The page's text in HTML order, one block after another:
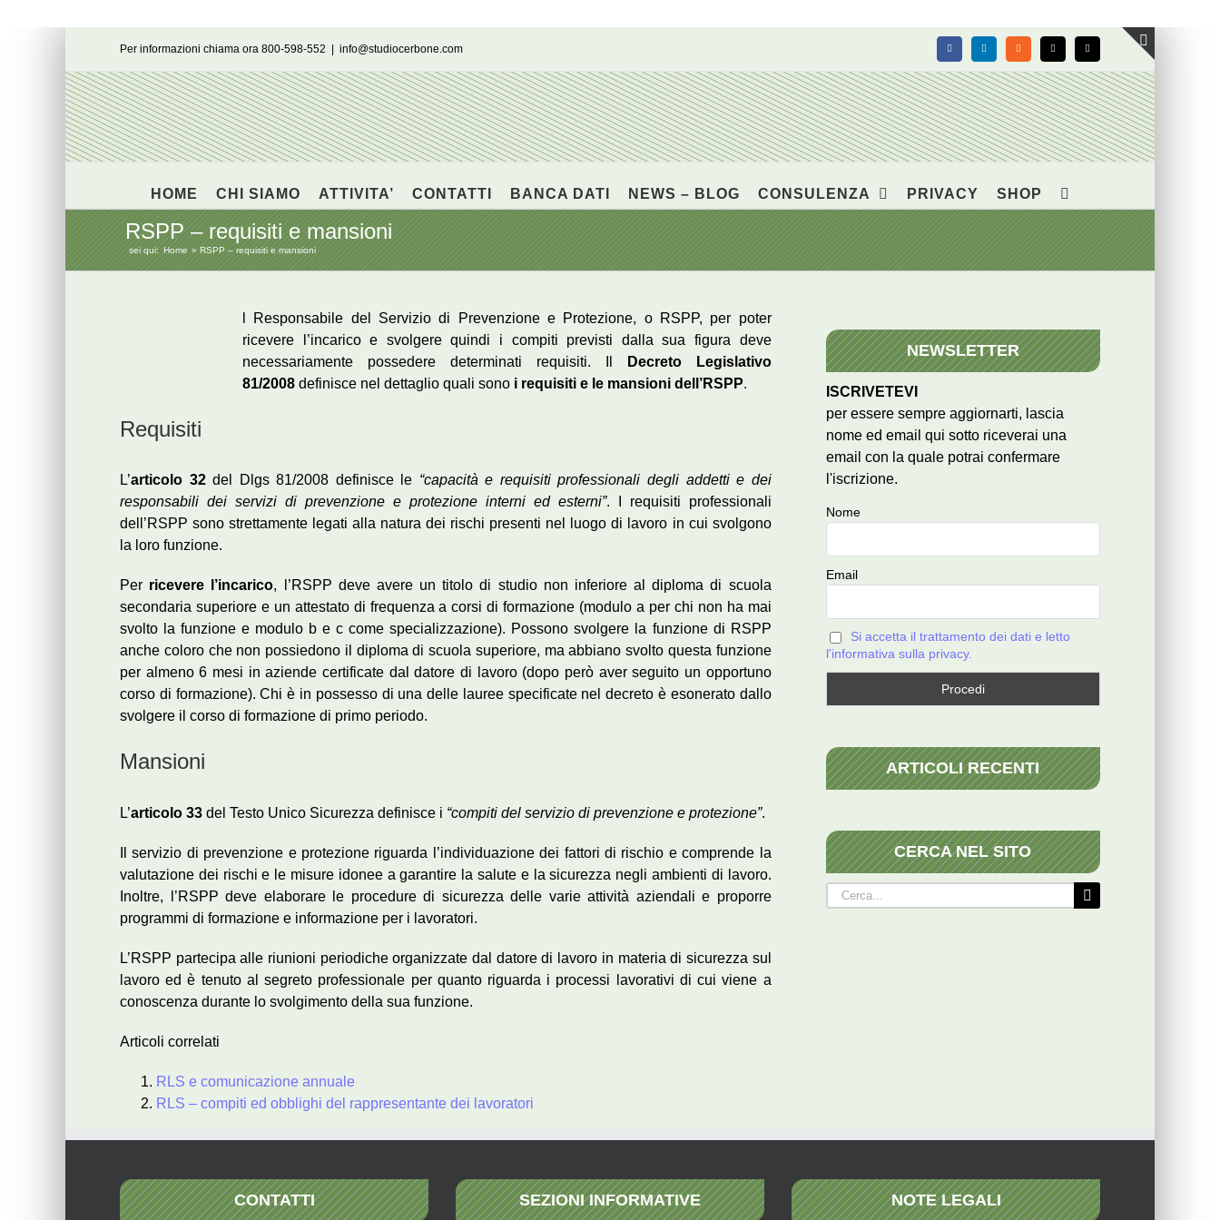
Per informazioni chiama ora 800-598-552 info@studiocerbone.com FacebookLinkedIn Rss X Email
HOME CHI SIAMO ATTIVITA’ CONTATTI BANCA DATI NEWS – BLOG CONSULENZA PRIVACY SHOP
RSPP – requisiti e mansioni
sei qui: Home RSPP – requisiti e mansioni
l Responsabile del Servizio di Prevenzione e Protezione, o RSPP, per poter
ricevere l’incarico e svolgere quindi i compiti previsti dalla sua figura deve
necessariamente possedere determinati requisiti. Il
Decreto Legislativo
81/2008 definisce nel dettaglio quali sono i requisiti e le mansioni dell’RSPP.
Requisiti
L’articolo 32del Dlgs 81/2008 definisce le “capacità e requisiti professionali degli addetti e dei
responsabili dei servizi di prevenzione e protezione interni ed esterni”. I requisiti professionali
dell’RSPP sono strettamente legati alla natura dei rischi presenti nel luogo di lavoro in cui svolgono
la loro funzione.
Per ricevere l’incarico, l’RSPP deve avere un titolo di studio non inferiore al diploma di scuola
secondaria superiore e un attestato di frequenza a corsi di formazione (modulo a per chi non ha mai
svolto la funzione e modulo b e c come specializzazione). Possono svolgere la funzione di RSPP
anche coloro che non possiedono il diploma di scuola superiore, ma abbiano svolto questa funzione
per almeno 6 mesi in aziende certificate dal datore di lavoro (dopo però aver seguito un opportuno
corso di formazione). Chi è in possesso di una delle lauree specificate nel decreto è esonerato dallo
svolgere il corso di formazione di primo periodo.
Mansioni
L’articolo 33 del Testo Unico Sicurezza definisce i “compiti del servizio di prevenzione e protezione”.
Il servizio di prevenzione e protezione riguarda l’individuazione dei fattori di rischio e comprende la
valutazione dei rischi e le misure idonee a garantire la salute e la sicurezza negli ambienti di lavoro.
Inoltre, l’RSPP deve elaborare le procedure di sicurezza delle varie attività aziendali e proporre
programmi di formazione e informazione per i lavoratori.
L’RSPP partecipa alle riunioni periodiche organizzate dal datore di lavoro in materia di sicurezza sul
lavoro ed è tenuto al segreto professionale per quanto riguarda i processi lavorativi di cui viene a
conoscenza durante lo svolgimento della sua funzione.
Articoli correlati
RLS e comunicazione annuale
RLS – compiti ed obblighi del rappresentante dei lavoratori
NEWSLETTER
ISCRIVETEVI
per essere sempre aggiornarti, lascia
nome ed email qui sotto riceverai una
email con la quale potrai confermare
l'iscrizione.
Nome
Email
Si accetta il trattamento dei dati e letto
l'informativa sulla privacy.
ARTICOLI RECENTI
CERCA NEL SITO
Cerca
per:
CONTATTI SEZIONI INFORMATIVE NOTE LEGALI
Toggle
area
barra
scorrevole